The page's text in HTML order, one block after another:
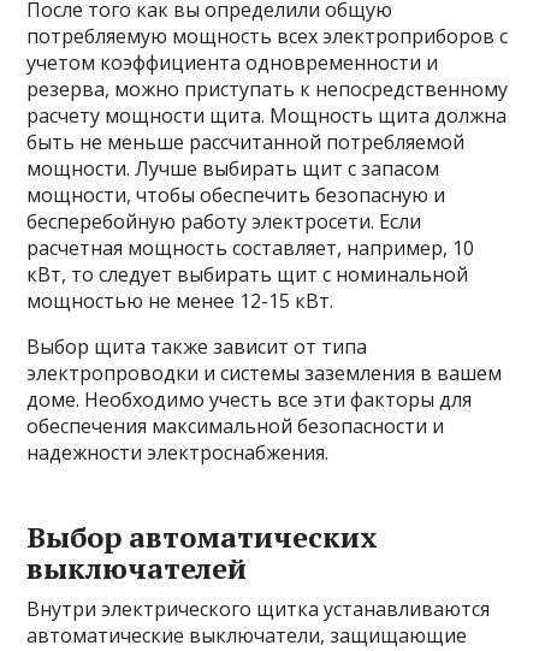
После того как вы определили общую
потребляемую мощность всех электроприборов с
учетом коэффициента одновременности и
резерва, можно приступать к непосредственному
расчету мощности щита. Мощность щита должна
быть не меньше рассчитанной потребляемой
мощности. Лучше выбирать щит с запасом
мощности, чтобы обеспечить безопасную и
бесперебойную работу электросети. Если
расчетная мощность составляет, например, 10
кВт, то следует выбирать щит с номинальной
мощностью не менее 12-15 кВт.
Выбор щита также зависит от типа
электропроводки и системы заземления в вашем
доме. Необходимо учесть все эти факторы для
обеспечения максимальной безопасности и
надежности электроснабжения.
Выбор автоматических
выключателей
Внутри электрического щитка устанавливаются
автоматические выключатели, защищающие